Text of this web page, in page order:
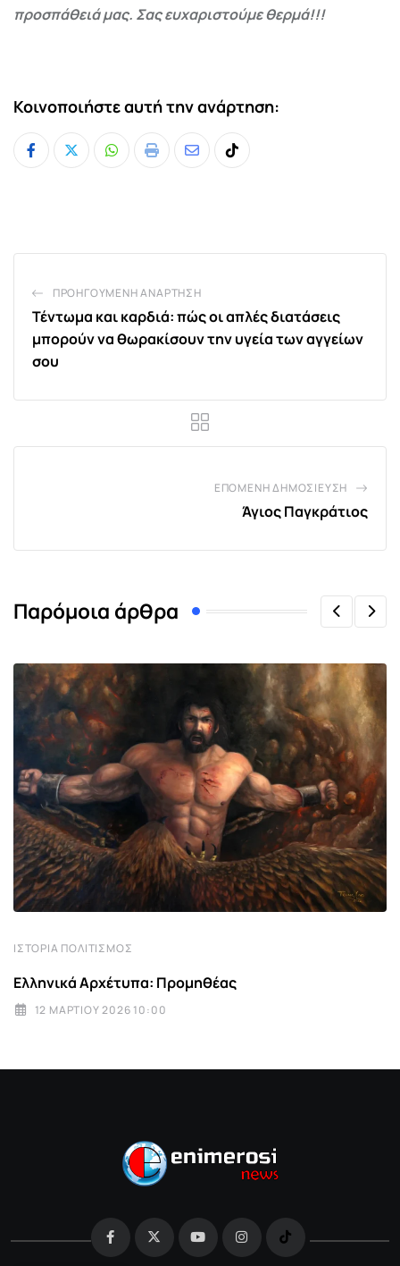
προσπάθειά μας. Σας ευχαριστούμε θερμά!!!
Κοινοποιήστε αυτή την ανάρτηση:
Whatsapp
Print
ShareTiktok
ΠΡΟΗΓΟΎΜΕΝΗ ΑΝΆΡΤΗΣΗ
Τέντωμα και καρδιά: πώς οι απλές διατάσεις
μπορούν να θωρακίσουν την υγεία των αγγείων
σου
ΕΠΌΜΕΝΗ ΔΗΜΟΣΊΕΥΣΗ
Άγιος Παγκράτιος
Παρόμοια άρθρα
ΙΣΤΟΡΊΑ ΠΟΛΙΤΙΣΜΌΣ
Ελληνικά Αρχέτυπα: Προμηθέας
12 ΜΑΡΤΊΟΥ 2026 10:00